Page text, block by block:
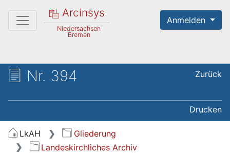
Arcinsys
Niedersachsen
Bremen
Anmelden
Nr. 394 Zurück
Drucken
LkAH
Gliederung
Landeskirchliches Archiv